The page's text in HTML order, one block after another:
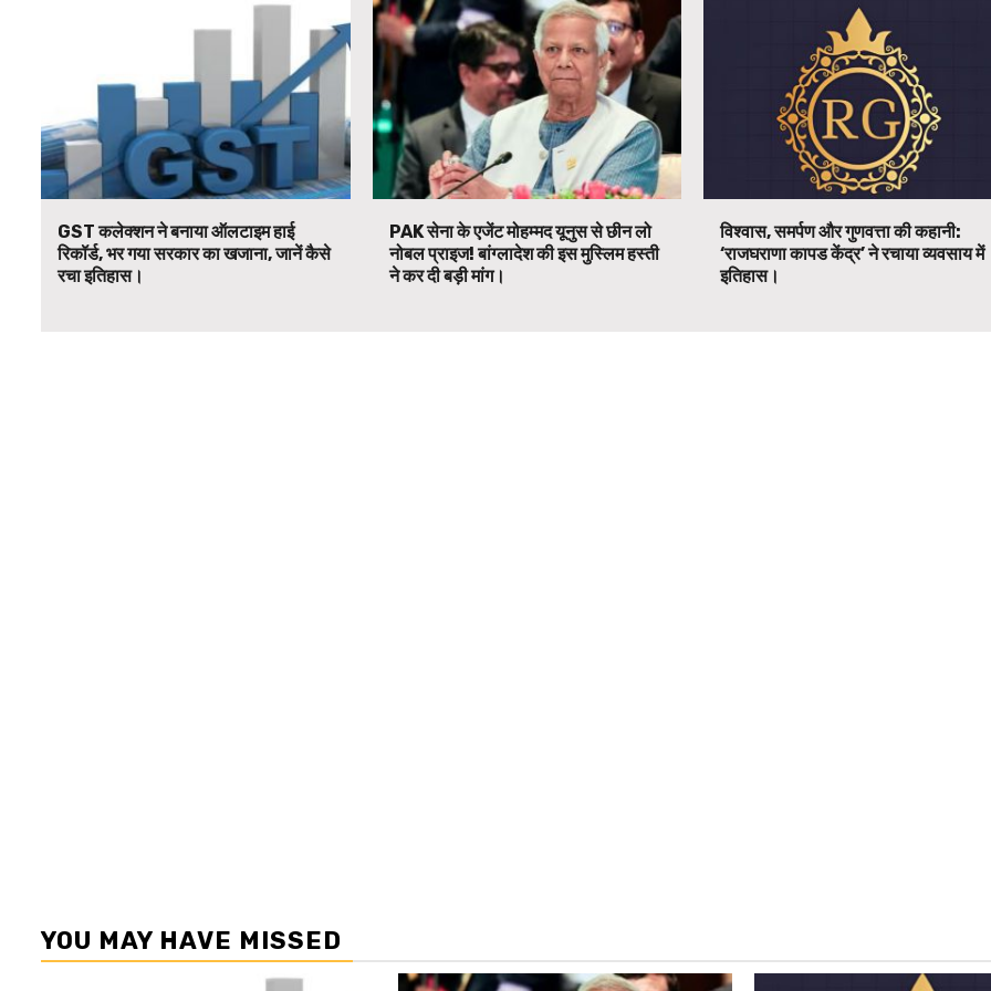
GST कलेक्शन ने बनाया ऑलटाइम हाई
रिकॉर्ड, भर गया सरकार का खजाना, जानें कैसे
रचा इतिहास।
PAK सेना के एजेंट मोहम्मद यूनुस से छीन लो
नोबल प्राइज! बांग्लादेश की इस मुस्लिम हस्ती
ने कर दी बड़ी मांग।
विश्वास, समर्पण और गुणवत्ता की कहानी:
‘राजघराणा कापड केंद्र’ ने रचाया व्यवसाय में
इतिहास।
YOU MAY HAVE MISSED